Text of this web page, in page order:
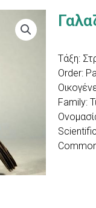
Τάξη:
Order:
Family: